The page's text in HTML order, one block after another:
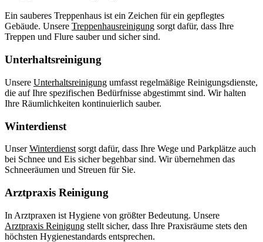
Ein sauberes Treppenhaus ist ein Zeichen für ein gepflegtes
Gebäude. Unsere Treppenhausreinigung sorgt dafür, dass Ihre
Treppen und Flure sauber und sicher sind.
Unterhaltsreinigung
Unsere Unterhaltsreinigung umfasst regelmäßige Reinigungsdienste,
die auf Ihre spezifischen Bedürfnisse abgestimmt sind. Wir halten
Ihre Räumlichkeiten kontinuierlich sauber.
Winterdienst
UnserWinterdienst sorgt dafür, dass Ihre Wege und Parkplätze auch
bei Schnee und Eis sicher begehbar sind. Wir übernehmen das
Schneeräumen und Streuen für Sie.
Arztpraxis Reinigung
In Arztpraxen ist Hygiene von größter Bedeutung. Unsere
Arztpraxis Reinigung stellt sicher, dass Ihre Praxisräume stets den
höchsten Hygienestandards entsprechen.